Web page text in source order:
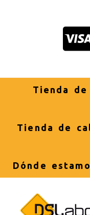
Tienda
Tienda de
Dónde